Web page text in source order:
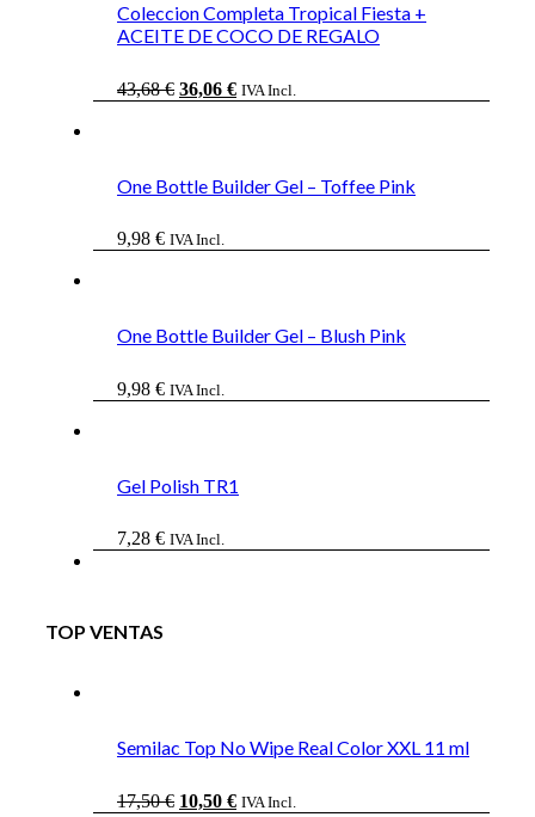
Coleccion Completa Tropical Fiesta +
ACEITE DE COCO DE REGALO
43,68€ El
36,06 €ElIVA Incl.
One Bottle Builder Gel – Toffee Pink
9,98 € IVA Incl.
One Bottle Builder Gel – Blush Pink
9,98 € IVA Incl.
Gel Polish TR1
7,28 € IVA Incl.
TOP VENTAS
Semilac Top No Wipe Real Color XXL 11 ml
17,50€ El
10,50 €ElIVA Incl.